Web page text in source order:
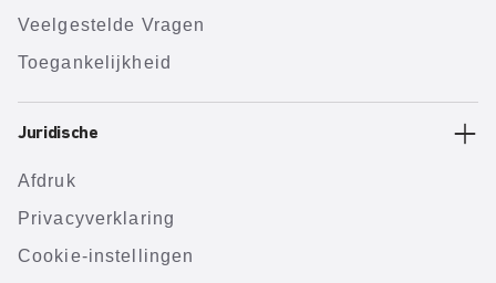
Veelgestelde Vragen
Toegankelijkheid
Juridische
Afdruk
Privacyverklaring
Cookie-instellingen